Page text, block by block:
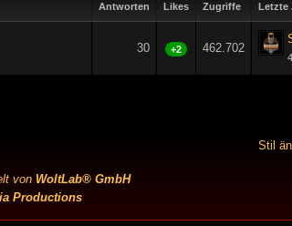
Antworten Likes Zugriffe Letzte
30 +2 462.702
Stil
von WoltLab® GmbH
Productions